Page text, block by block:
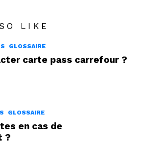
LIKE
GLOSSAIRE
carte pass carrefour ?
GLOSSAIRE
en cas de
?